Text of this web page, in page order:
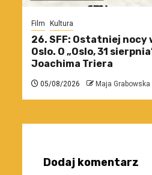
Film Kultura
26. SFF: Ostatniej nocy
Oslo. O „Oslo, 31
Joachima Triera
05/08/2026 Maja Grabowska
Dodaj komentarz